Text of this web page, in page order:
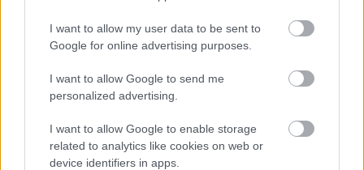
I want to allow my user data to be sent to
Google for online advertising purposes.
I want to allow Google to send me
personalized advertising.
I want to allow Google to enable storage
related to analytics like cookies on web or
device identifiers in apps.
azonosítani, hogy melyik áldozat fizetett és
melyik nem, így a legtöbb esetben akkor sem
küldték el a feloldó kulcsot, ha az összeget az
áldozatok átutalták.
Ami kézi befizetés ellenőrizgetéssel egy ekkora,
világméretű támadásnál kivitelezhetetlen volt, így
sokan véglegesen elvesztették az adataikat.